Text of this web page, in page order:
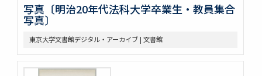
写真〔明治20年代法科大学卒業生・教員集合
写真〕
東京大学文書館デジタル・アーカイブ | 文書館